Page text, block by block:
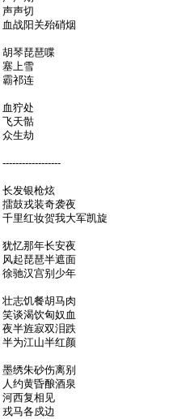
声声切
血战阳关殆硝烟
胡琴琵琶喋
塞上雪
霸祁连
血狞处
飞天骷
众生劫
------------------
长发银枪炫
擂鼓戎装奇袭夜
千里红妆贺我大军凯旋
犹忆那年长安夜
风起琵琶半遮面
徐驰汉宫别少年
壮志饥餐胡马肉
笑谈渴饮匈奴血
夜半旌寂双泪跌
半为江山半红颜
墨绣朱砂伤离别
人约黄昏酿酒泉
河西复相见
戎马各戍边